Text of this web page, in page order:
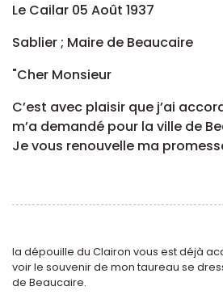
Le Cailar 05 Août 1937
Sablier ; Maire de Beaucaire
"Cher Monsieur
C’est avec plaisir que j’ai
m’a demandé pour la ville de
Je vous renouvelle ma
la dépouille du Clairon vous est déjà
voir le souvenir de mon taureau se
de Beaucaire.